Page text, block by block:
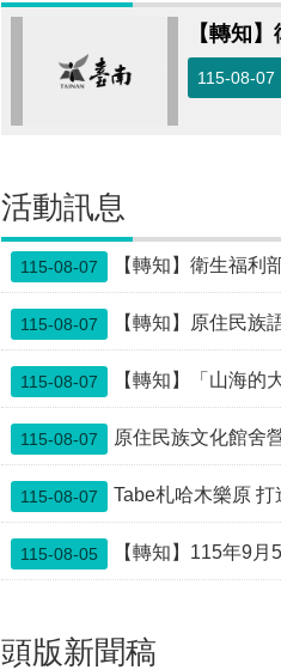
115-08-07
活動訊息
115-08-07 【轉知】衛生福利部社會及家庭署115年度
115-08-07 【轉知】原住民族語言花蓮學習中
115-08-07 【轉知】「山海的大愛－原容之美
115-08-07 原住民族文化館舍
115-08-07 Tabe札哈木樂原
115-08-05 【轉知】115年9
頭版新聞稿